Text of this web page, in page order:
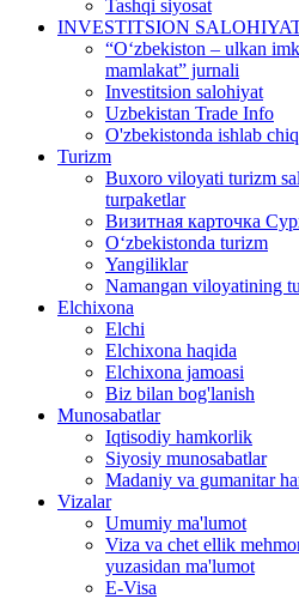
Tashqi siyosat
INVESTITSION
“Oʻzbekiston – ulkan
mamlakat” jurnali
Investitsion salohiyat
Uzbekistan Trade Info
O'zbekistonda ishlab
Turizm
Buxoro viloyati turizm
turpaketlar
Визитная карточка
Oʻzbekistonda turizm
Yangiliklar
Namangan viloyatining
Elchixona
Elchi
Elchixona haqida
Elchixona jamoasi
Biz bilan bog'lanish
Munosabatlar
Iqtisodiy hamkorlik
Siyosiy munosabatlar
Madaniy va gumanitar
Vizalar
Umumiy ma'lumot
Viza va chet ellik
yuzasidan ma'lumot
E-Visa